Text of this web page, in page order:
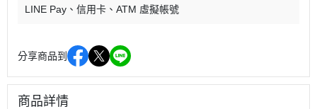
LINE Pay
信用卡 ATM 虛擬帳號
分享商品到
商品詳情